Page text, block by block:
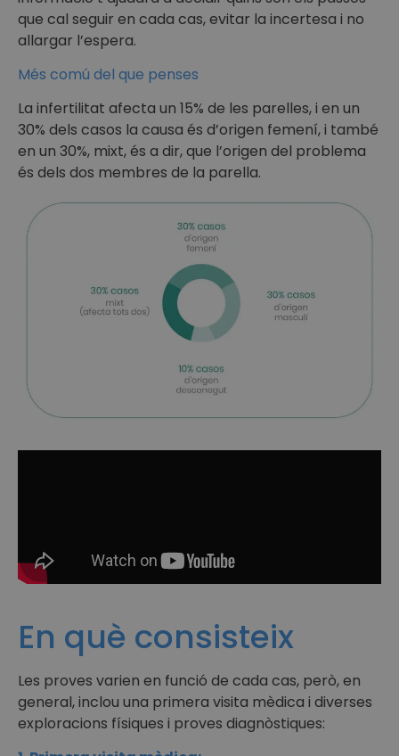
que cal seguir en cada cas, evitar la incertesa i no
allargar l’espera.
Més comú del que penses
La infertilitat afecta un 15% de les parelles, i en un
30% dels casos la causa és d’origen femení, i també
en un 30%, mixt, és a dir, que l’origen del problema
és dels dos membres de la parella.
En què consisteix
Les proves varien en funció de cada cas, però, en
general, inclou una primera visita mèdica i diverses
exploracions físiques i proves diagnòstiques: